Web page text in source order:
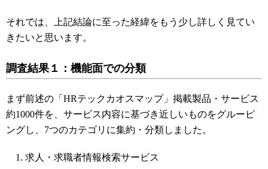
それでは、上記結論に至った経緯をもう少し詳しく見てい
きたいと思います。
調査結果１：機能面での分類
まず前述の「HRテックカオスマップ」掲載製品・サービス
約1000件を、サービス内容に基づき近しいものをグルーピ
ングし、7つのカテゴリに集約・分類しました。
求人・求職者情報検索サービス